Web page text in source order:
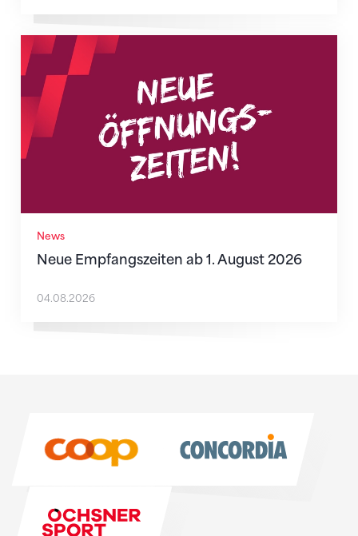
News
Neue Empfangszeiten ab 1. August 2026
Neue Empfangszeiten ab 1. August 2026
04.08.2026